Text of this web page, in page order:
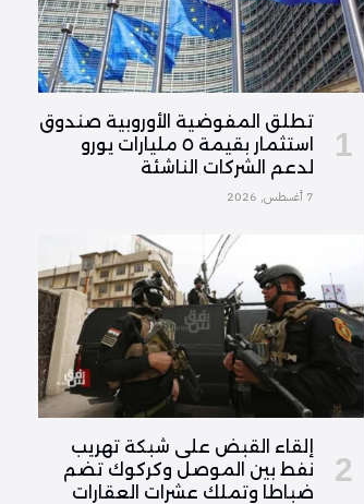
تطلق المفوضية الأوروبية صندوق
استثمار بقيمة ٥ مليارات يورو
لدعم الشركات الناشئة
7 أغسطس, 2026
إلقاء القبض على شبكة تهريب
نفط بين الموصل وكركوك تضم
ضباطا وتملك عشرات العقارات